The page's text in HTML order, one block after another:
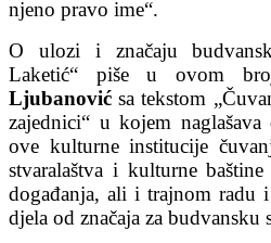
njeno pravo ime“.
O ulozi i značaju
Laketić“ piše u ovom
Ljubanovićsa tekstom
zajednici“ u kojem
ove kulturne institucije
stvaralaštva i kulturne
događanja, ali i trajnom radu
djela od značaja za budvansku